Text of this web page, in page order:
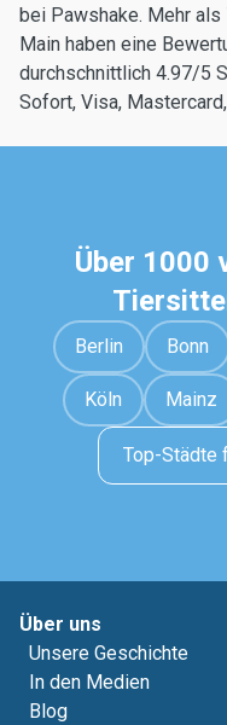
bei Pawshake. Mehr
Main haben eine
durchschnittlich 4.97/5
Sofort, Visa,
Über 1000
Berlin Bonn
Köln Mainz
Top-Städte
Über uns
Unsere Geschichte
In den Medien
Blog